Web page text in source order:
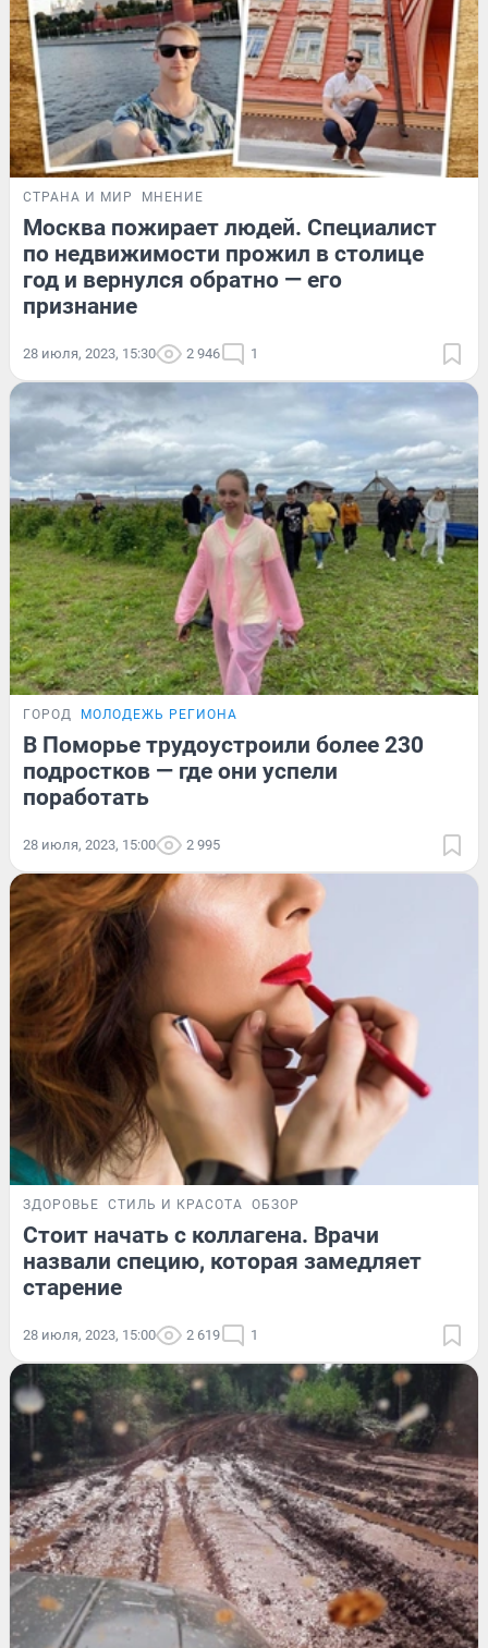
СТРАНА И МИР МНЕНИЕ
Москва пожирает людей. Специалист
по недвижимости прожил в столице
год и вернулся обратно — его
признание
28 июля, 2023, 15:30 2 946 1
ГОРОД МОЛОДЕЖЬ РЕГИОНА
В Поморье трудоустроили более 230
подростков — где они успели
поработать
28 июля, 2023, 15:00 2 995
ЗДОРОВЬЕ СТИЛЬ И КРАСОТА ОБЗОР
Стоит начать с коллагена. Врачи
назвали специю, которая замедляет
старение
28 июля, 2023, 15:00 2 619 1